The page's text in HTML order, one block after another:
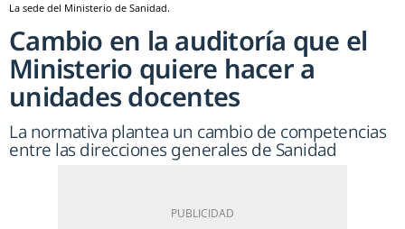
La sede del Ministerio de Sanidad.
Cambio en la auditoría que el
Ministerio quiere hacer a
unidades docentes
La normativa plantea un cambio de competencias
entre las direcciones generales de Sanidad